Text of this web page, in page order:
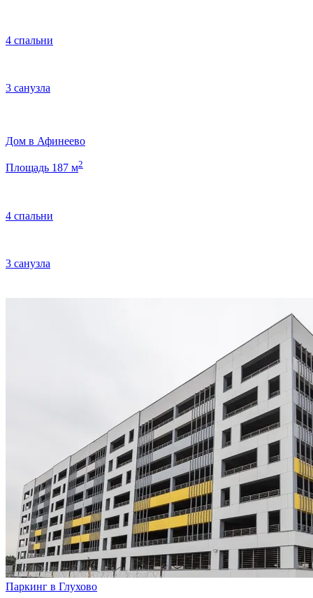
4 спальни
3 санузла
Дом в Афинеево
Площадь 187 м2
4 спальни
3 санузла
Паркинг в Глухово